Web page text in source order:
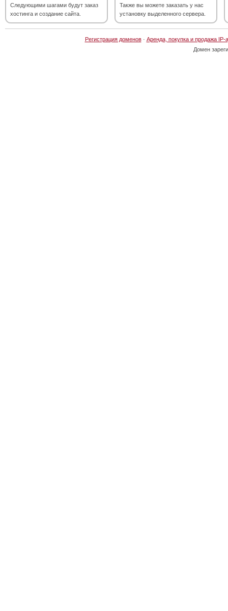
Следующими шагами будут заказ
хостинга и создание сайта.
Также вы можете заказать у нас
установку выделенного сервера.
Регистрация доменов· Аренда, покупка и продажа IP-
Домен